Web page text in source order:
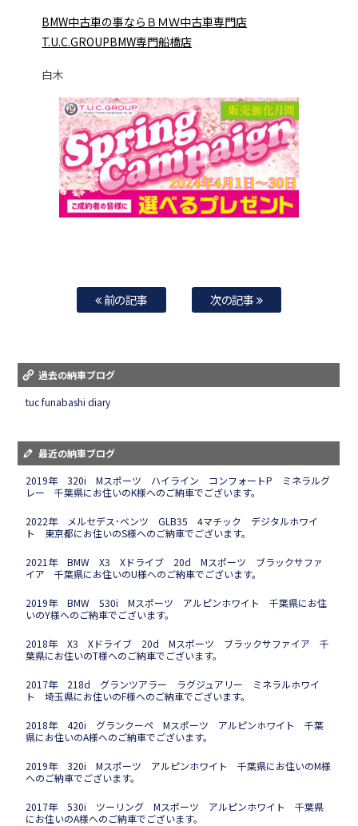
BMW中古車の事ならＢＭＷ中古車専門店
T.U.C.GROUPBMW専門船橋店
白木
前の記事 次の記事
過去の納車ブログ
tuc funabashi diary
最近の納車ブログ
2019年 320i Mスポーツ ハイライン コンフォートP ミネラルグ
レー 千葉県にお住いのK様へのご納車でございます。
2022年 メルセデス･ベンツ GLB35 4マチック デジタルホワイ
ト 東京都にお住いのS様へのご納車でございます。
2021年 BMW X3 Xドライブ 20d Mスポーツ ブラックサファ
イア 千葉県にお住いのU様へのご納車でございます。
2019年 BMW 530i Mスポーツ アルピンホワイト 千葉県にお住
いのY様へのご納車でございます。
2018年 X3 Xドライブ 20d Mスポーツ ブラックサファイア 千
葉県にお住いのT様へのご納車でございます。
2017年 218d グランツアラー ラグジュアリー ミネラルホワイ
ト 埼玉県にお住いのF様へのご納車でございます。
2018年 420i グランクーペ Mスポーツ アルピンホワイト 千葉
県にお住いのA様へのご納車でございます。
2019年 320i Mスポーツ アルピンホワイト 千葉県にお住いのM様
へのご納車でございます。
2017年 530i ツーリング Mスポーツ アルピンホワイト 千葉県
にお住いのA様へのご納車でございます。